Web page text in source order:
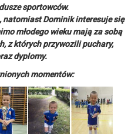
sportowców.
natomiast Dominik interesuje się
młodego wieku mają za sobą
z których przywozili puchary,
dyplomy.
momentów: